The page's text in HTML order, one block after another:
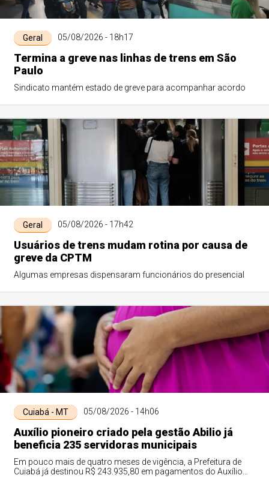
Geral 05/08/2026 - 18h17
Termina a greve nas linhas de trens em São
Paulo
Sindicato mantém estado de greve para acompanhar acordo
Geral 05/08/2026 - 17h42
Usuários de trens mudam rotina por causa de
greve da CPTM
Algumas empresas dispensaram funcionários do presencial
Cuiabá - MT 05/08/2026 - 14h06
Auxílio pioneiro criado pela gestão Abilio já
beneficia 235 servidoras municipais
Em pouco mais de quatro meses de vigência, a Prefeitura de
Cuiabá já destinou R$ 243.935,80 em pagamentos do Auxílio